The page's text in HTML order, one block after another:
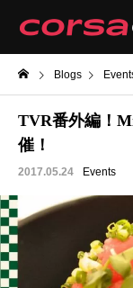
Blogs
TVR番外編！
催！
2017.05.24 Events